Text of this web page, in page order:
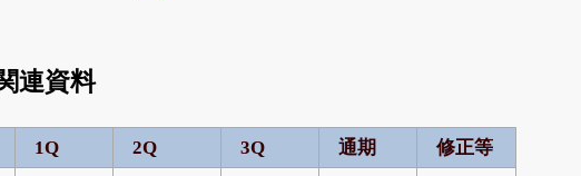
連資料
1Q 2Q 3Q 通期 修正等